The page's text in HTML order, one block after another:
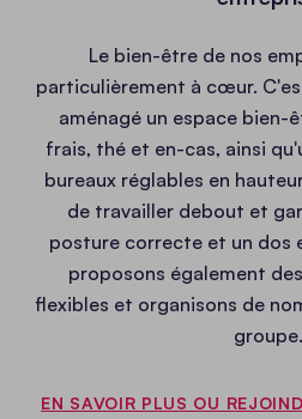
Le bien-être de nos
particulièrement à cœur.
aménagé un espace
frais, thé et en-cas, ainsi
bureaux réglables en
de travailler debout et
posture correcte et un dos
proposons également
flexibles et organisons de
groupe.
EN SAVOIR PLUS OU